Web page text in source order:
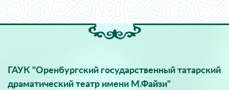
ГАУК "Оренбургский государственный татарский
драматический театр имени М.Файзи"